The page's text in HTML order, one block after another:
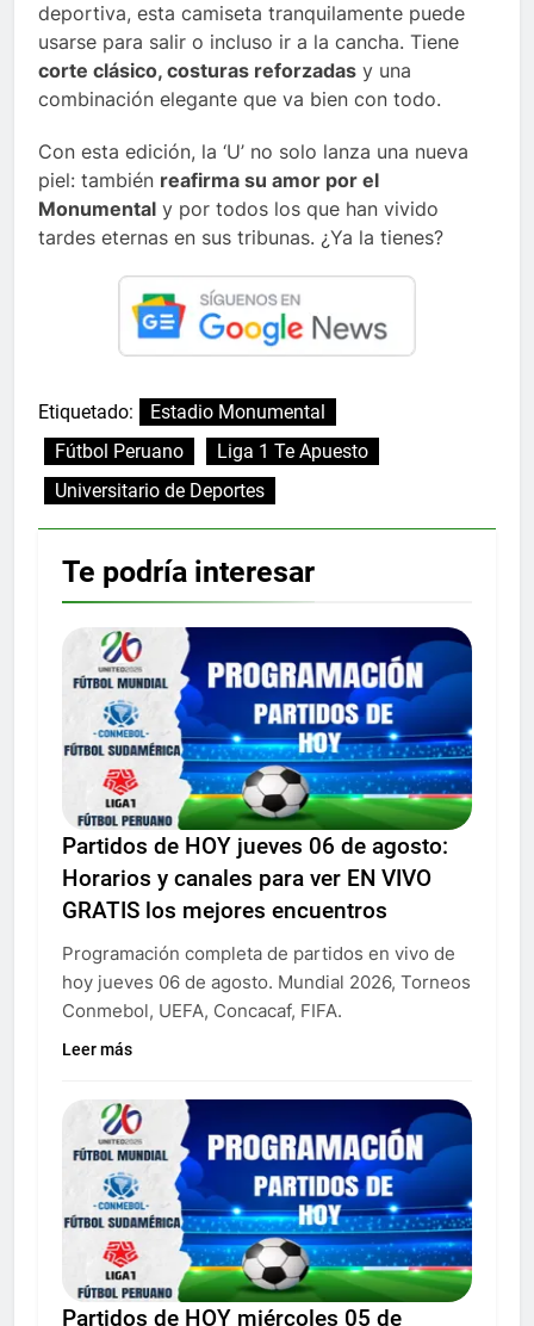
deportiva, esta camiseta tranquilamente puede
usarse para salir o incluso ir a la cancha. Tiene
corte clásico, costuras reforzadas y una
combinación elegante que va bien con todo.
Con esta edición, la ‘U’ no solo lanza una nueva
piel: también reafirma su amor por el
Monumental y por todos los que han vivido
tardes eternas en sus tribunas. ¿Ya la tienes?
Etiquetado:
Estadio Monumental
Fútbol Peruano
Liga 1 Te Apuesto
Universitario de Deportes
Te podría interesar
Partidos de HOY jueves 06 de agosto:
Horarios y canales para ver EN VIVO
GRATIS los mejores encuentros
Programación completa de partidos en vivo de
hoy jueves 06 de agosto. Mundial 2026, Torneos
Conmebol, UEFA, Concacaf, FIFA.
Leer más
Partidos de HOY miércoles 05 de